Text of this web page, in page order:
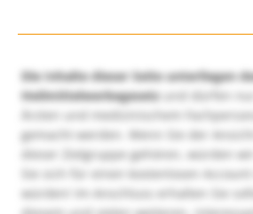
Die Inhalte dieser Seite unterliegen
Heilmittelwerbegesetzund dürfen
Ärzten und medizinischem
gemacht werden. Wenn Sie der
dieser Zielgruppe gehören, würden
Sie sich für einen kostenlosen
würden! Im Anschluss erhalten Sie